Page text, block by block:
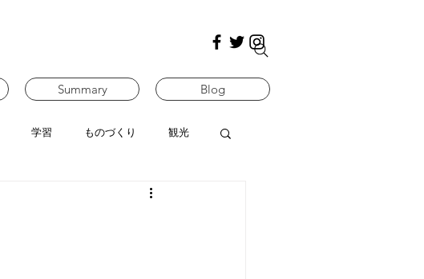
Summary Blog
学習 ものづくり 観光